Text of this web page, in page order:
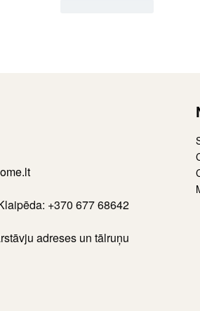
+370 677 68642
adreses un tālruņu